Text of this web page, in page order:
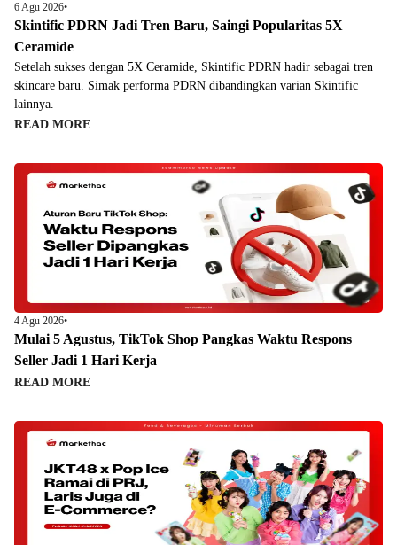
6 Agu 2026•
Skintific PDRN Jadi Tren Baru, Saingi Popularitas 5X
Ceramide
Setelah sukses dengan 5X Ceramide, Skintific PDRN hadir sebagai tren
skincare baru. Simak performa PDRN dibandingkan varian Skintific
lainnya.
READ MORE
4 Agu 2026•
Mulai 5 Agustus, TikTok Shop Pangkas Waktu Respons
Seller Jadi 1 Hari Kerja
READ MORE